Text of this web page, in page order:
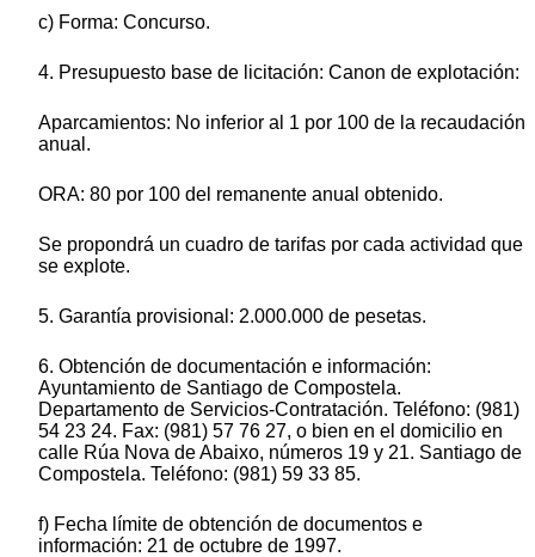
c) Forma: Concurso.
4. Presupuesto base de licitación: Canon de explotación:
Aparcamientos: No inferior al 1 por 100 de la recaudación
anual.
ORA: 80 por 100 del remanente anual obtenido.
Se propondrá un cuadro de tarifas por cada actividad que
se explote.
5. Garantía provisional: 2.000.000 de pesetas.
6. Obtención de documentación e información:
Ayuntamiento de Santiago de Compostela.
Departamento de Servicios-Contratación. Teléfono: (981)
54 23 24. Fax: (981) 57 76 27, o bien en el domicilio en
calle Rúa Nova de Abaixo, números 19 y 21. Santiago de
Compostela. Teléfono: (981) 59 33 85.
f) Fecha límite de obtención de documentos e
información: 21 de octubre de 1997.